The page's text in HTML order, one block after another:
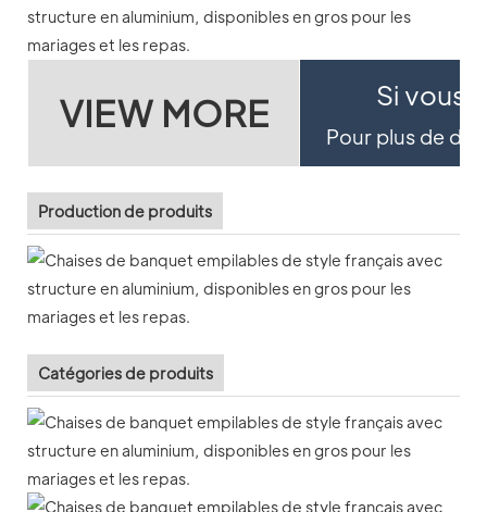
VIEW MORE Si vous
Pour plus de
Production de produits
Catégories de produits